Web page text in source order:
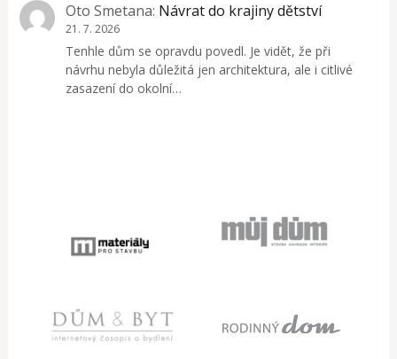
Oto Smetana: Návrat do krajiny dětství
21. 7. 2026
Tenhle dům se opravdu povedl. Je vidět, že při
návrhu nebyla důležitá jen architektura, ale i citlivé
zasazení do okolní…